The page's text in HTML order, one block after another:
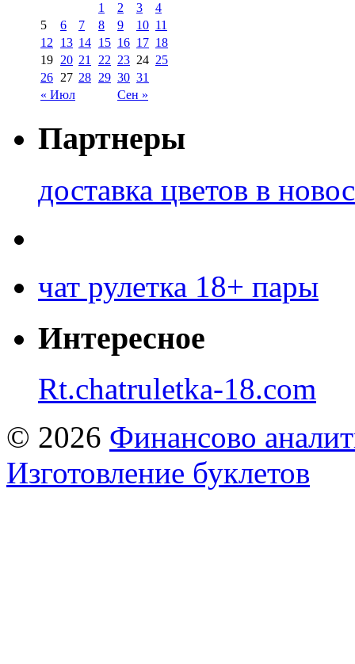
« Июл Сен »
1 2 3
4
5
6 7 8 9 10 11
12 13 14 15 16 17 18
19 20 21 22 23 24 25
26 27 28 29 30 31
Партнеры
доставка цветов в
чат рулетка 18+ пары
Интересное
Rt.chatruletka-18.com
© 2026 Финансово
Изготовление буклетов